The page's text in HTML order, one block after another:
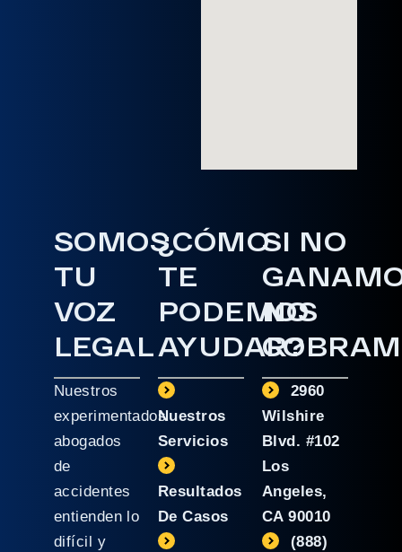
SOMOS
TU
VOZ
LEGAL
Nuestros
experimentados
abogados
de
accidentes
entienden lo
difícil y
¿CÓMO
TE
PODEMOS
AYUDAR?
Nuestros
Servicios
Resultados
De Casos
SI NO
NO
2960
Wilshire
Blvd. #102
Los
Angeles,
CA 90010
(888)